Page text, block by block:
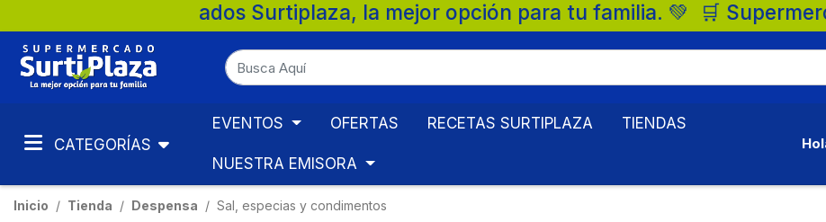
Surtiplaza, la mejor opción para tu familia. 💚 🛒 Supermercados
CATEGORÍAS
EVENTOS OFERTAS RECETAS SURTIPLAZA TIENDAS
NUESTRA EMISORA
Inicio Tienda Despensa Sal, especias y condimentos